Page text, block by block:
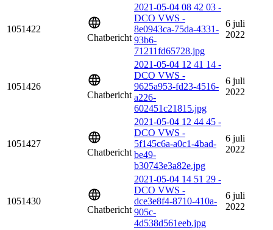
1051422
Chatbericht
2021-05-04 08 42 03 -
DCO VWS -
8e0943ca-75da-4331-
93b6-
71211fd65728.jpg
6 juli
2022
1051426
Chatbericht
2021-05-04 12 41 14 -
DCO VWS -
9625a953-fd23-4516-
a226-
602451c21815.jpg
6 juli
2022
1051427
Chatbericht
2021-05-04 12 44 45 -
DCO VWS -
5f145c6a-a0c1-4bad-
be49-
b30743e3a82e.jpg
6 juli
2022
1051430
Chatbericht
2021-05-04 14 51 29 -
DCO VWS -
dce3e8f4-8710-410a-
905c-
4d538d561eeb.jpg
6 juli
2022